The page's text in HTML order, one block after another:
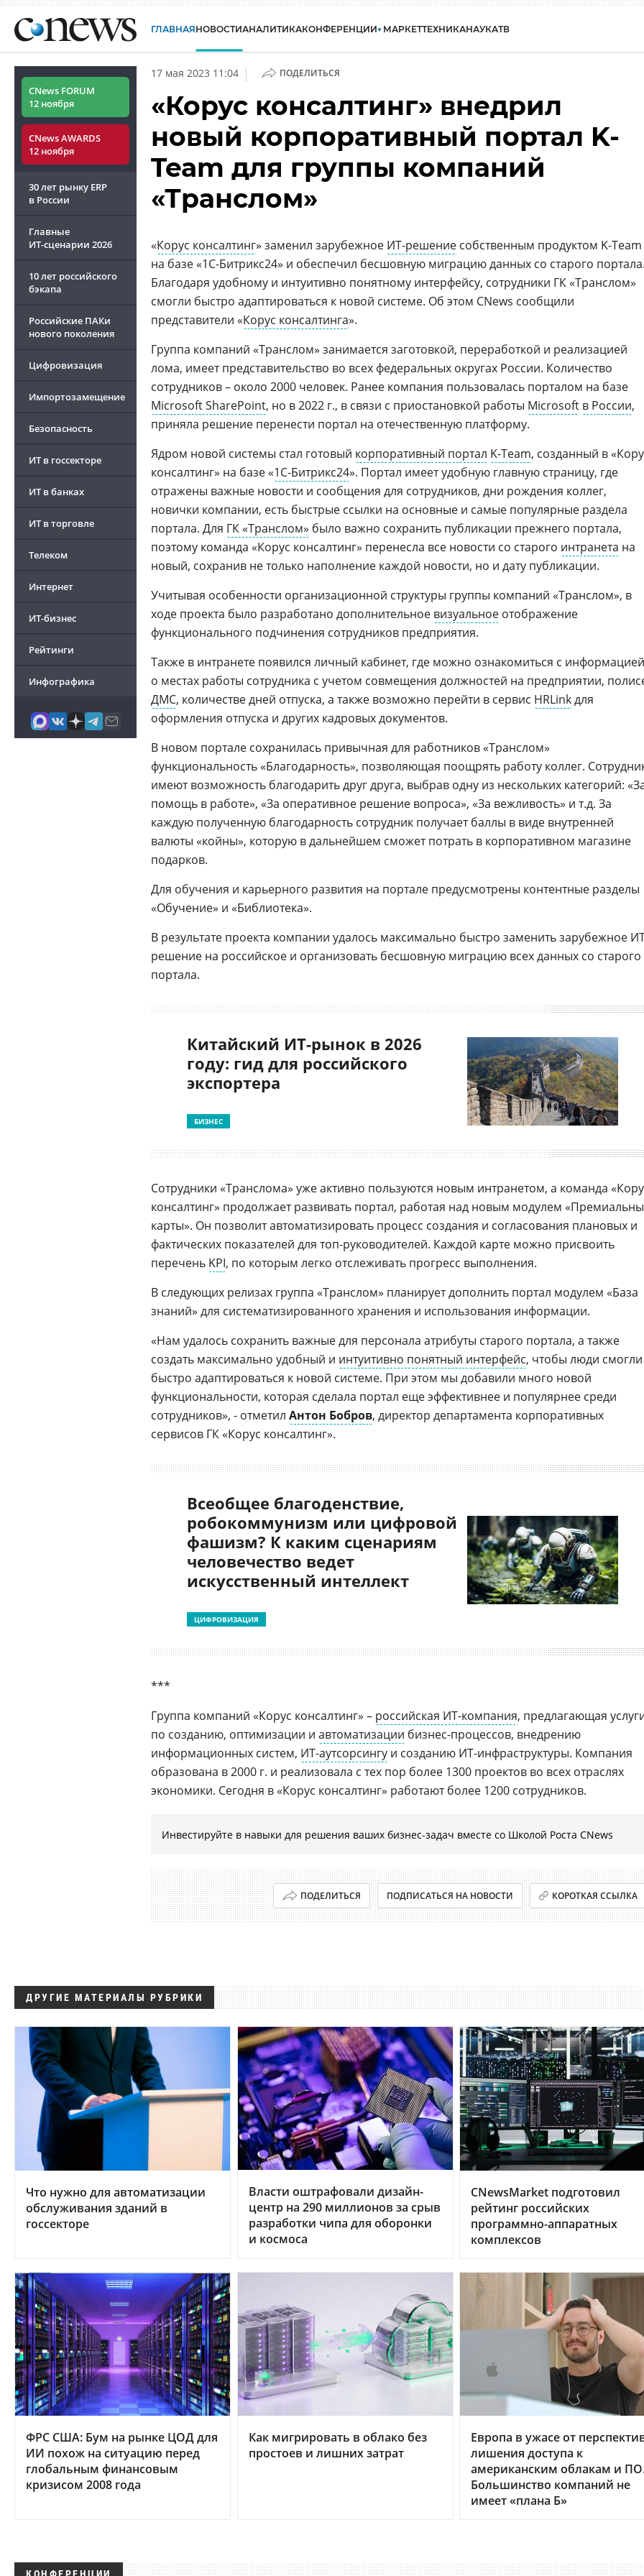
ГЛАВНАЯНОВОСТИАНАЛИТИКАКОНФЕРЕНЦИИ МАРКЕТТЕХНИКАНАУКАТВ
CNews FORUM
12 ноября
CNews AWARDS
12 ноября
30 лет рынку ERP
в России
Главные
ИТ-сценарии 2026
10 лет российского
бэкапа
Российские ПАКи
нового поколения
Цифровизация
Импортозамещение
Безопасность
ИТ в госсекторе
ИТ в банках
ИТ в торговле
Телеком
Интернет
ИТ-бизнес
Рейтинги
Инфографика
17 мая 2023 11:04 | ПОДЕЛИТЬСЯ
«Корус консалтинг» внедрил
новый корпоративный портал K-
Team для группы компаний
«Транслом»
«Корус консалтинг» заменил зарубежное ИТ-решение собственным продуктом K-Team
на базе «1С-Битрикс24» и обеспечил бесшовную миграцию данных со старого
Благодаря удобному и интуитивно понятному интерфейсу, сотрудники ГК «Транслом»
смогли быстро адаптироваться к новой системе. Об этом CNews сообщили
представители «Корус консалтинга».
Группа компаний «Транслом» занимается заготовкой, переработкой и реализацией
лома, имеет представительство во всех федеральных округах России. Количество
сотрудников – около 2000 человек. Ранее компания пользовалась порталом на базе
Microsoft SharePoint, но в 2022 г., в связи с приостановкой работы Microsoft в России,
приняла решение перенести портал на отечественную платформу.
Ядром новой системы стал готовый корпоративный портал K-Team, созданный в
консалтинг» на базе «1С-Битрикс24». Портал имеет удобную главную страницу, где
отражены важные новости и сообщения для сотрудников, дни рождения коллег,
новички компании, есть быстрые ссылки на основные и самые популярные раздела
портала. Для ГК «Транслом» было важно сохранить публикации прежнего портала,
поэтому команда «Корус консалтинг» перенесла все новости со старого интранета на
новый, сохранив не только наполнение каждой новости, но и дату публикации.
Учитывая особенности организационной структуры группы компаний «Транслом», в
ходе проекта было разработано дополнительное визуальное отображение
функционального подчинения сотрудников предприятия.
Также в интранете появился личный кабинет, где можно ознакомиться с информацией
о местах работы сотрудника с учетом совмещения должностей на предприятии,
ДМС, количестве дней отпуска, а также возможно перейти в сервис HRLinkдля
оформления отпуска и других кадровых документов.
В новом портале сохранилась привычная для работников «Транслом»
функциональность «Благодарность», позволяющая поощрять работу коллег.
имеют возможность благодарить друг друга, выбрав одну из нескольких категорий:
помощь в работе», «За оперативное решение вопроса», «За вежливость» и т.д. За
каждую полученную благодарность сотрудник получает баллы в виде внутренней
валюты «койны», которую в дальнейшем сможет потрать в корпоративном магазине
подарков.
Для обучения и карьерного развития на портале предусмотрены контентные разделы
«Обучение» и «Библиотека».
В результате проекта компании удалось максимально быстро заменить зарубежное
решение на российское и организовать бесшовную миграцию всех данных со старого
портала.
Китайский ИТ-рынок в 2026
году: гид для российского
экспортера
БИЗНЕС
Сотрудники «Транслома» уже активно пользуются новым интранетом, а команда
консалтинг» продолжает развивать портал, работая над новым модулем
карты». Он позволит автоматизировать процесс создания и согласования плановых и
фактических показателей для топ-руководителей. Каждой карте можно присвоить
перечень KPI, по которым легко отслеживать прогресс выполнения.
В следующих релизах группа «Транслом» планирует дополнить портал модулем «База
знаний» для систематизированного хранения и использования информации.
«Нам удалось сохранить важные для персонала атрибуты старого портала, а также
создать максимально удобный и интуитивно понятный интерфейс, чтобы люди смогли
быстро адаптироваться к новой системе. При этом мы добавили много новой
функциональности, которая сделала портал еще эффективнее и популярнее среди
сотрудников», - отметил Антон Бобров, директор департамента корпоративных
сервисов ГК «Корус консалтинг».
Всеобщее благоденствие,
робокоммунизм или цифровой
фашизм? К каким сценариям
человечество ведет
искусственный интеллект
ЦИФРОВИЗАЦИЯ
***
Группа компаний «Корус консалтинг» – российская ИТ-компания, предлагающая
по созданию, оптимизации и автоматизации бизнес-процессов, внедрению
информационных систем, ИТ-аутсорсингу и созданию ИТ-инфраструктуры. Компания
образована в 2000 г. и реализовала с тех пор более 1300 проектов во всех отраслях
экономики. Сегодня в «Корус консалтинг» работают более 1200 сотрудников.
Инвестируйте в навыки для решения ваших бизнес-задач вместе со Школой Роста CNews
ПОДЕЛИТЬСЯ ПОДПИСАТЬСЯ НА НОВОСТИ КОРОТКАЯ ССЫЛКА
ДРУГИЕ МАТЕРИАЛЫ РУБРИКИ
Что нужно для автоматизации
обслуживания зданий в
госсекторе
Власти оштрафовали дизайн-
центр на 290 миллионов за срыв
разработки чипа для оборонки
и космоса
CNewsMarket подготовил
рейтинг российских
программно-аппаратных
комплексов
ФРС США: Бум на рынке ЦОД для
ИИ похож на ситуацию перед
глобальным финансовым
кризисом 2008 года
Как мигрировать в облако без
простоев и лишних затрат
Европа в ужасе от
лишения доступа к
американским облакам и
Большинство компаний не
имеет «плана Б»